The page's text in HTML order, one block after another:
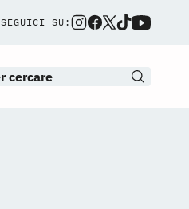
SEGUICI SU: